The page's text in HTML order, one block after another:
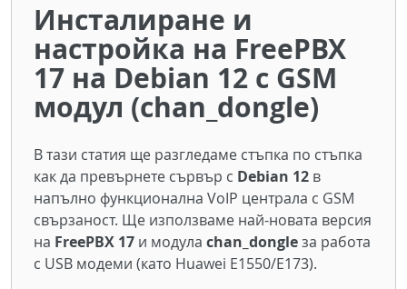
Инсталиране и
настройка на FreePBX
17 на Debian 12 с GSM
модул (chan_dongle)
В тази статия ще разгледаме стъпка по стъпка
как да превърнете сървър с Debian 12 в
напълно функционална VoIP централа с GSM
свързаност. Ще използваме най-новата версия
на FreePBX 17 и модула chan_dongleза работа
с USB модеми (като Huawei E1550/E173).